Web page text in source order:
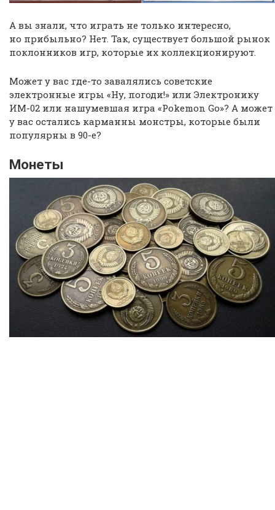
А вы знали, что играть не только интересно,
но прибыльно? Нет. Так, существует большой рынок
поклонников игр, которые их коллекционируют.
Может у вас где-то завалялись советские
электронные игры «Ну, погоди!» или Электронику
ИМ-02 или нашумевшая игра «Pokemon Go»? А может
у вас остались карманны монстры, которые были
популярны в 90-е?
Монеты